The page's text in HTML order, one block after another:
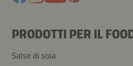
PRODOTTI PER IL
Salse di soia